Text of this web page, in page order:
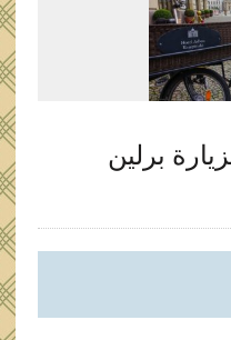
برلين